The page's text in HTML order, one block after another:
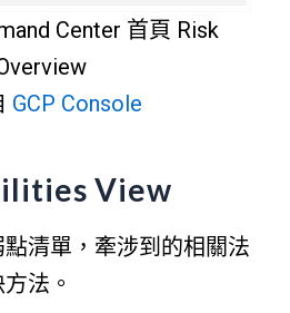
Center 首頁 Risk
GCP Console
View
清單，牽涉到的相關法
法。